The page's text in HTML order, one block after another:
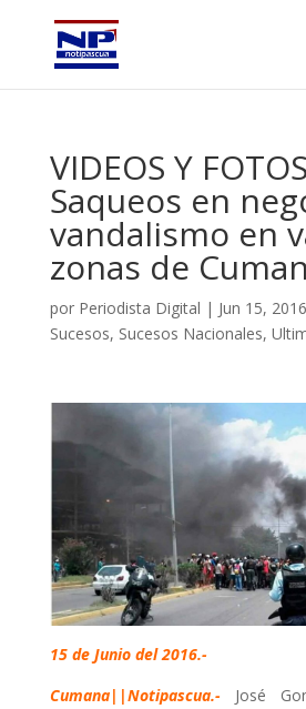
VIDEOS Y
Saqueos en
vandalismo en
zonas de
por Periodista Digital | Jun 15, 2016
Sucesos, Sucesos Nacionales,
15 de Junio del 2016.-
Cumana||Notipascua.- José